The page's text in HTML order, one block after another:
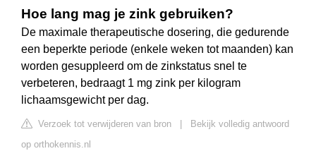
Hoe lang mag je zink gebruiken?
De maximale therapeutische dosering, die gedurende
een beperkte periode (enkele weken tot maanden) kan
worden gesuppleerd om de zinkstatus snel te
verbeteren, bedraagt 1 mg zink per kilogram
lichaamsgewicht per dag.
Verzoek tot verwijderen van bron
Bekijk volledig antwoord
op orthokennis.nl